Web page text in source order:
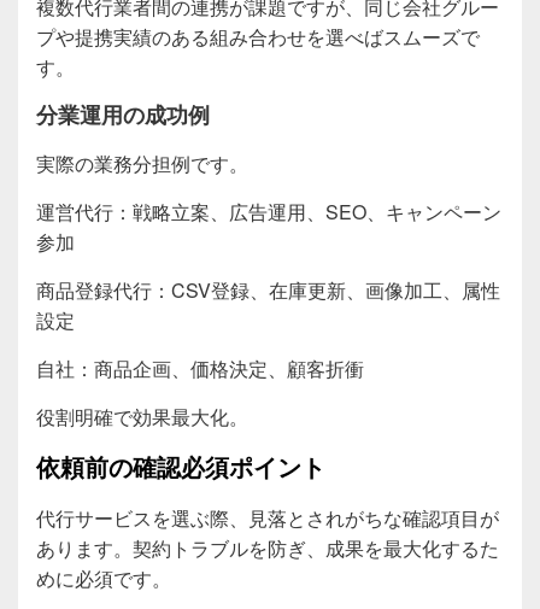
複数代行業者間の連携が課題ですが、同じ会社グルー
プや提携実績のある組み合わせを選べばスムーズで
す。
分業運用の成功例
実際の業務分担例です。
運営代行：戦略立案、広告運用、SEO、キャンペーン
参加
商品登録代行：CSV登録、在庫更新、画像加工、属性
設定
自社：商品企画、価格決定、顧客折衝
役割明確で効果最大化。
依頼前の確認必須ポイント
代行サービスを選ぶ際、見落とされがちな確認項目が
あります。契約トラブルを防ぎ、成果を最大化するた
めに必須です。